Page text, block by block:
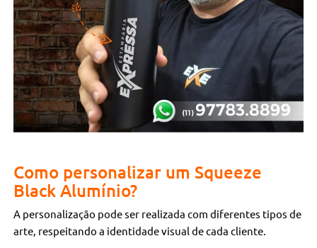
Como personalizar um Squeeze
Black Alumínio?
A personalização pode ser realizada com diferentes tipos de
arte, respeitando a identidade visual de cada cliente.